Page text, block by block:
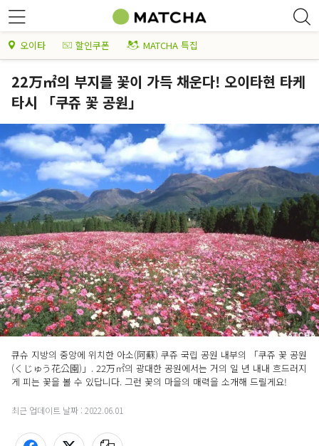
오이타 할인쿠폰 MATCHA 특집
22万㎡의 부지를 꽃이 가득 채운다! 오이타현 타케
타시 「쿠쥬 꽃 공원」
큐슈 지방의 중앙에 위치한 아소(阿蘇) 쿠쥬 국립 공원 내부의 「쿠쥬 꽃 공원
(くじゅう花公園)」. 22万㎡의 광대한 공원에서는 거의 일 년 내내 흐드러지
게 피는 꽃을 볼 수 있답니다. 그런 꽃의 마을의 매력을 소개해 드릴게요!
최근 업데이트 날짜 : 2022.06.01